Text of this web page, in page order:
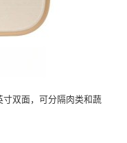
寸双面，可分隔肉类和蔬